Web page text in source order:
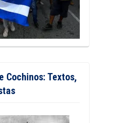
Cochinos: Textos,